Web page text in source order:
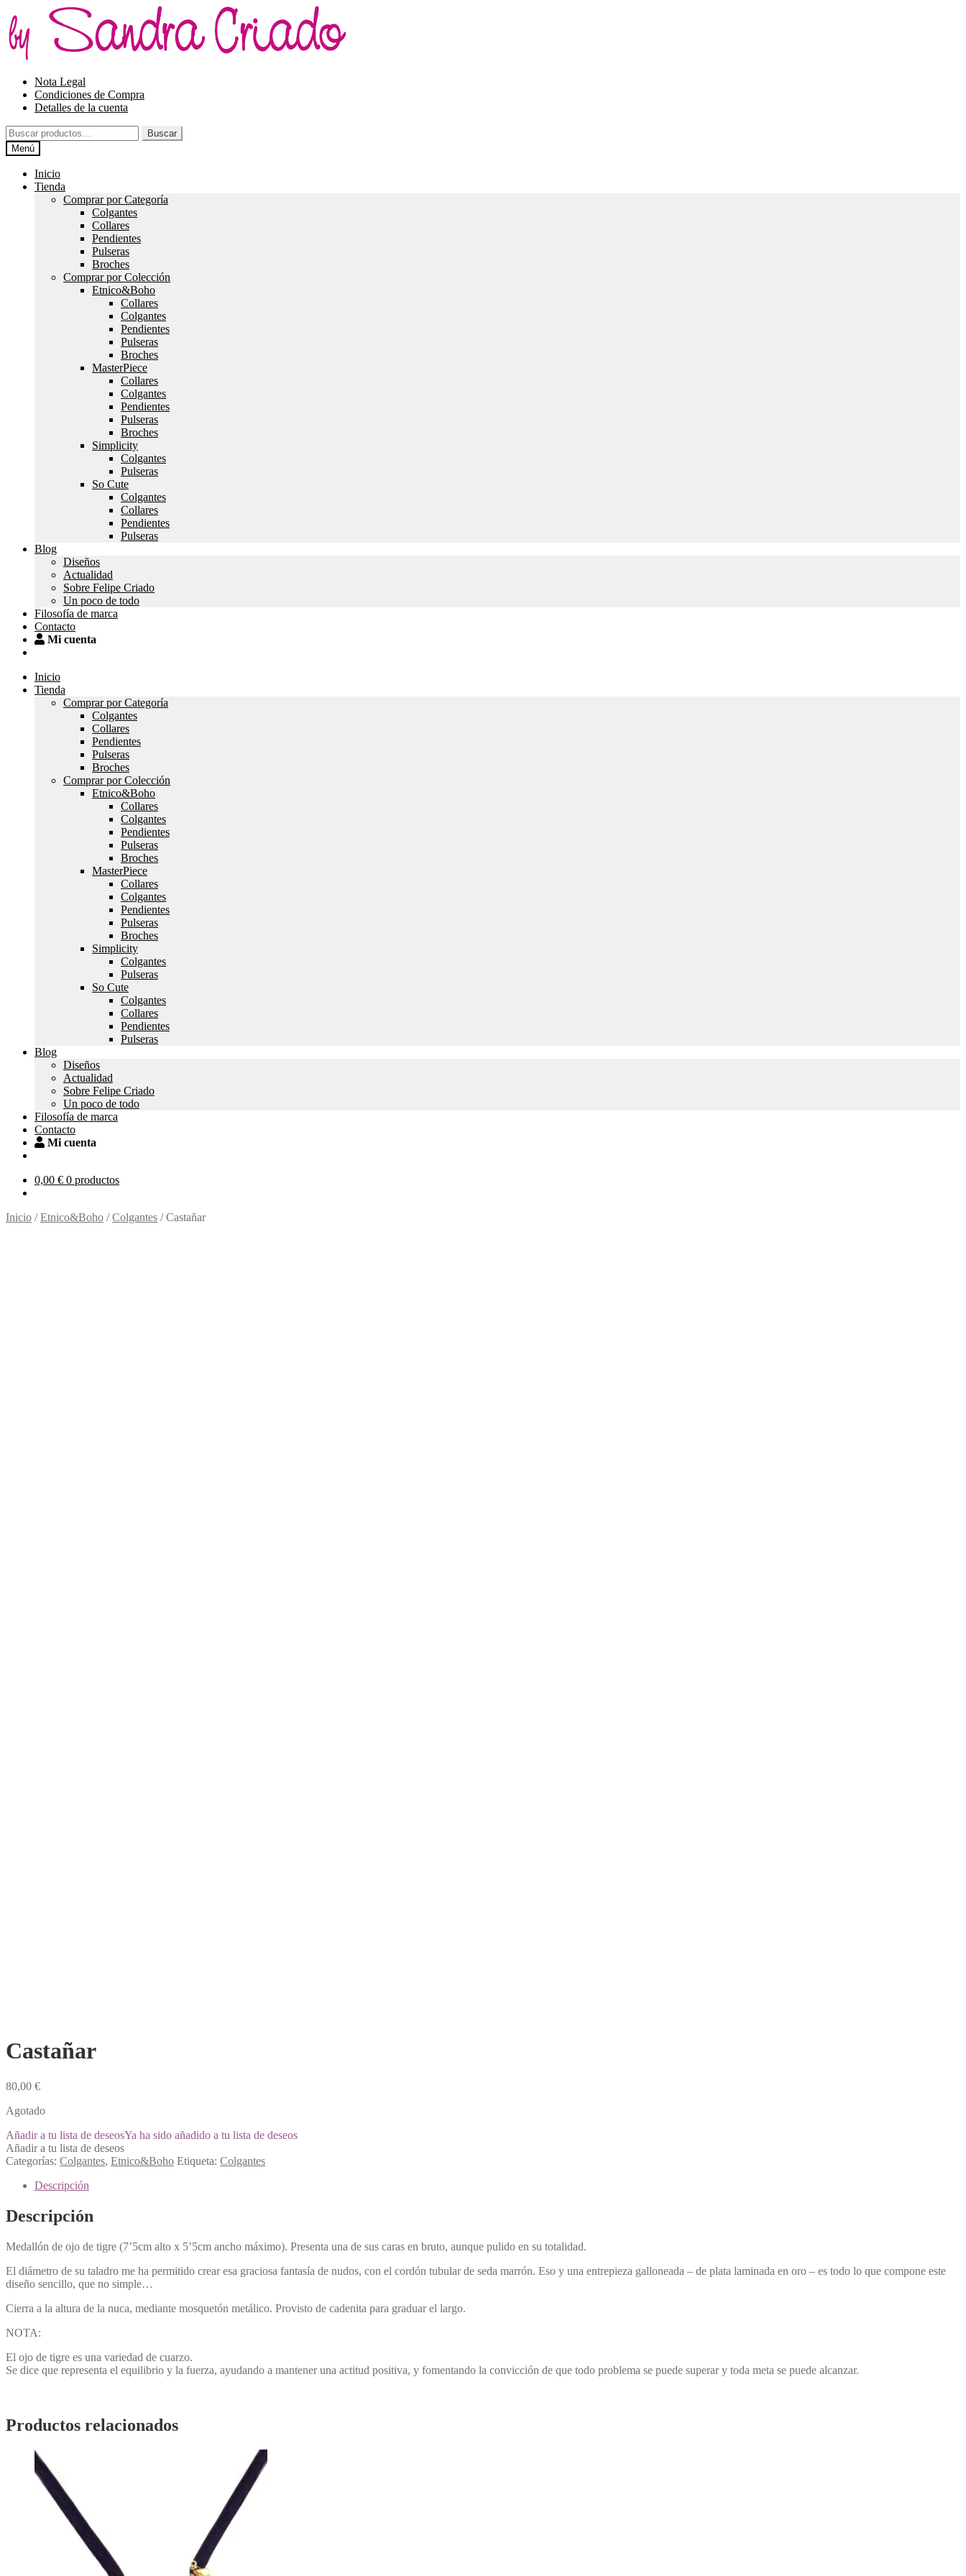
la
navegación
al
contenido
Nota Legal
Condiciones de Compra
Detalles de la cuenta
Buscar
por:
Buscar
Menú
Inicio
Tienda
Comprar por Categoría
Colgantes
Collares
Pendientes
Pulseras
Broches
Comprar por Colección
Etnico&Boho
Collares
Colgantes
Pendientes
Pulseras
Broches
MasterPiece
Collares
Colgantes
Pendientes
Pulseras
Broches
Simplicity
Colgantes
Pulseras
So Cute
Colgantes
Collares
Pendientes
Pulseras
Blog
Diseños
Actualidad
Sobre Felipe Criado
Un poco de todo
Filosofía de marca
Contacto
Mi cuenta
Inicio
Tienda
Comprar por Categoría
Colgantes
Collares
Pendientes
Pulseras
Broches
Comprar por Colección
Etnico&Boho
Collares
Colgantes
Pendientes
Pulseras
Broches
MasterPiece
Collares
Colgantes
Pendientes
Pulseras
Broches
Simplicity
Colgantes
Pulseras
So Cute
Colgantes
Collares
Pendientes
Pulseras
Blog
Diseños
Actualidad
Sobre Felipe Criado
Un poco de todo
Filosofía de marca
Contacto
Mi cuenta
0,00 € 0 productos
Inicio /Etnico&Boho /Colgantes /Castañar
Castañar
80,00 €
Agotado
Añadir a tu lista de deseosYa ha sido añadido a tu lista de deseos
Añadir a tu lista de deseos
Categorías: Colgantes, Etnico&Boho Etiqueta: Colgantes
Descripción
Descripción
Medallón de ojo de tigre (7’5cm alto x 5’5cm ancho máximo). Presenta una de sus caras en bruto, aunque pulido en su totalidad.
El diámetro de su taladro me ha permitido crear esa graciosa fantasía de nudos, con el cordón tubular de seda marrón. Eso y una entrepieza galloneada – de plata laminada en oro – es todo lo que compone este
diseño sencillo, que no simple…
Cierra a la altura de la nuca, mediante mosquetón metálico. Provisto de cadenita para graduar el largo.
NOTA:
El ojo de tigre es una variedad de cuarzo.
Se dice que representa el equilibrio y la fuerza, ayudando a mantener una actitud positiva, y fomentando la convicción de que todo problema se puede superar y toda meta se puede alcanzar.
Productos relacionados